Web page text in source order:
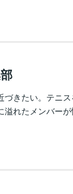
づきたい。テニ
溢れたメンバーが